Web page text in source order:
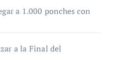
a 1.000 ponches con
a la Final del